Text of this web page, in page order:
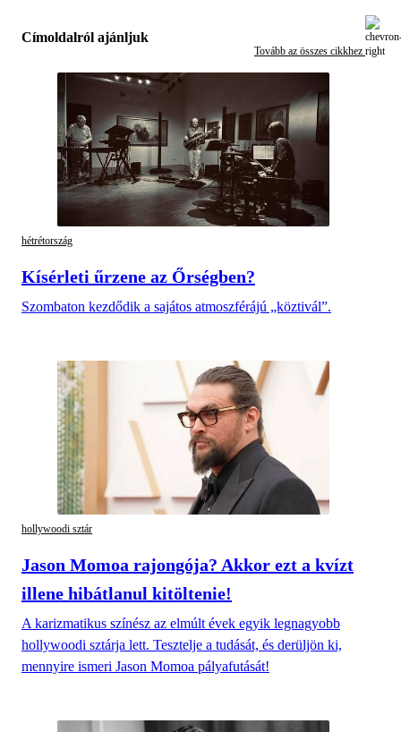
Címoldalról ajánljuk
Tovább az összes cikkhez
hétrétország
Kísérleti űrzene az Őrségben?
Szombaton kezdődik a sajátos atmoszférájú „köztivál”.
hollywoodi sztár
Jason Momoa rajongója? Akkor ezt a kvízt
illene hibátlanul kitöltenie!
A karizmatikus színész az elmúlt évek egyik legnagyobb
hollywoodi sztárja lett. Tesztelje a tudását, és derüljön ki,
mennyire ismeri Jason Momoa pályafutását!